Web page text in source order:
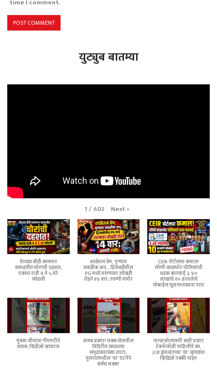
time I comment.
युट्युब बातम्या
1 / 602 Next»
येरवडा बीडी कामगार
वसाहतीत चोरांची दहशत;
एकाच रात्री ४ ते ५ घरे
फोडली
शाळेतलं प्रेम, पुण्यात
जवळीक अन्...हिंजवडीतील
PG मध्ये तरुणावर लोखंडी
रॉडने १४ वार; तरुणी गंभीर
CEIR पोर्टलचा कमाल!
लोणी काळभोर पोलिसांची
धडक कारवाई ३.४०
लाखांचे १० हरवलेले
मोबाईल मूळ मालकांना परत
मुक्या जीवाचा पीएमटीने
प्रवास,व्हिडीओ व्हायरल
अजब प्रकार! चक्क शेतातील
विहिरीत उसळल्या
समुद्रासारख्या लाटा;
गुजरातमधील 'या' घटनेने
सर्वच थक्क!
नारळ सोलायची अशी भन्नाट
टेक्नॉलॉजी पाहिलीये का,
JCB ड्रायव्हरच्या 'या' जुगाडचा
व्हिडिओ नक्की पाहा!